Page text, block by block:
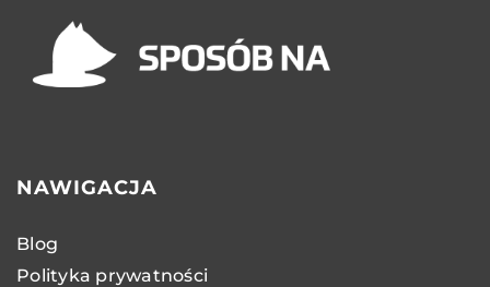
NAWIGACJA
Blog
Polityka prywatności